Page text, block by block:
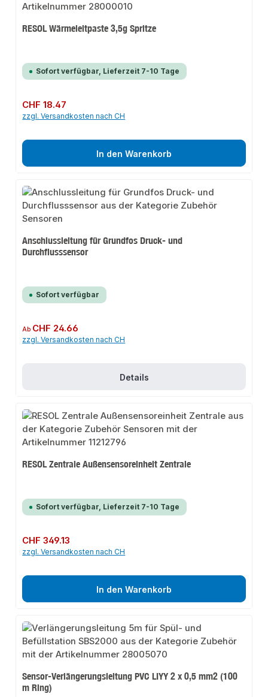
RESOL Wärmeleitpaste 3,5g Spritze
Sofort verfügbar, Lieferzeit 7-10 Tage
Regulärer Preis:
CHF 18.47
zzgl. Versandkosten nach CH
In den Warenkorb
Anschlussleitung für Grundfos Druck- und
Durchflusssensor
Sofort verfügbar
Regulärer Preis:
Ab CHF 24.66
zzgl. Versandkosten nach CH
Details
RESOL Zentrale Außensensoreinheit Zentrale
Sofort verfügbar, Lieferzeit 7-10 Tage
Regulärer Preis:
CHF 349.13
zzgl. Versandkosten nach CH
In den Warenkorb
Sensor-Verlängerungsleitung PVC LIYY 2 x 0,5 mm2 (100
m Ring)